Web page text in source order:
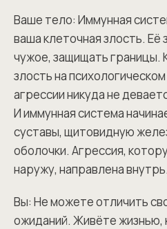
Ваше тело: Иммунная
ваша клеточная злость. Её
чужое, защищать границы.
злость на
агрессии никуда не
И иммунная система
суставы, щитовидную
оболочки. Агрессия,
наружу, направлена внутрь.
Вы: Не можете отличить
ожиданий. Живёте